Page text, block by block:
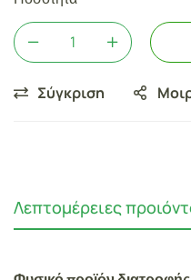
Σύγκριση
Λεπτομέρειες